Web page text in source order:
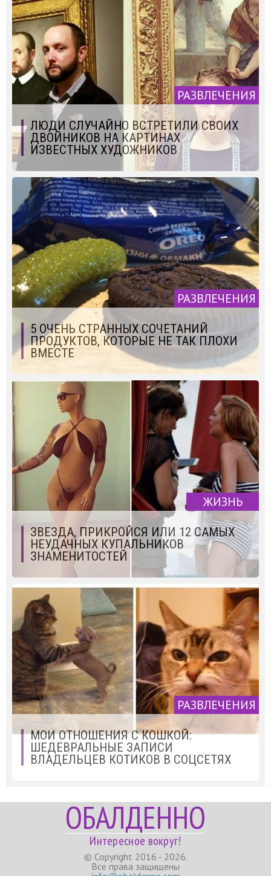
РАЗВЛЕЧЕНИЯ
ЛЮДИ СЛУЧАЙНО ВСТРЕТИЛИ СВОИХ
ДВОЙНИКОВ НА КАРТИНАХ
ИЗВЕСТНЫХ ХУДОЖНИКОВ
РАЗВЛЕЧЕНИЯ
5 ОЧЕНЬ СТРАННЫХ СОЧЕТАНИЙ
ПРОДУКТОВ, КОТОРЫЕ НЕ ТАК ПЛОХИ
ВМЕСТЕ
ЖИЗНЬ
ЗВЕЗДА, ПРИКРОЙСЯ ИЛИ 12 САМЫХ
НЕУДАЧНЫХ КУПАЛЬНИКОВ
ЗНАМЕНИТОСТЕЙ
РАЗВЛЕЧЕНИЯ
МОИ ОТНОШЕНИЯ С КОШКОЙ:
ШЕДЕВРАЛЬНЫЕ ЗАПИСИ
ВЛАДЕЛЬЦЕВ КОТИКОВ В СОЦСЕТЯХ
ОБАЛДЕННО
Интересное вокруг!
© Copyright 2016 - 2026.
Все права защищены